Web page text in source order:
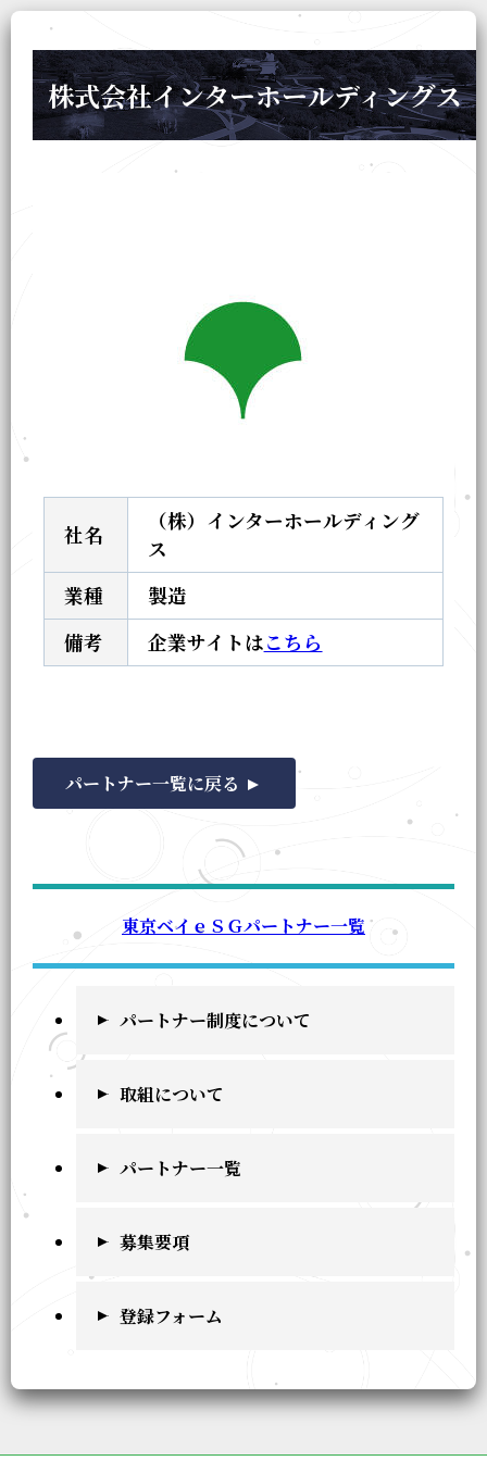
株式会社インターホールディングス
東京ベイｅＳＧパートナー一覧
パートナー制度について
取組について
パートナー一覧
募集要項
登録フォーム
社名
（株）インターホールディング
ス
業種
製造
備考
企業サイトはこちら
パートナー一覧に戻る